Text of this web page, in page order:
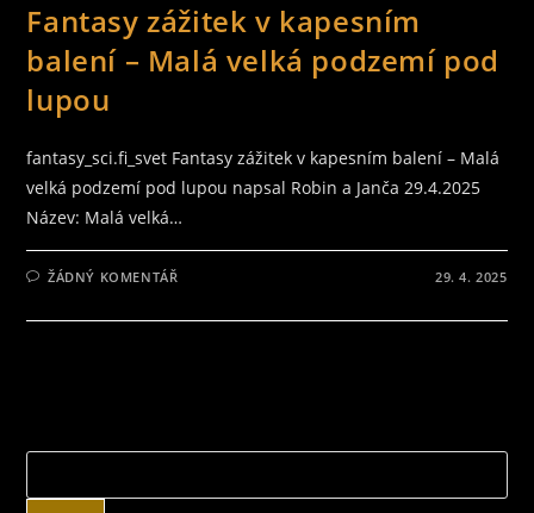
Fantasy zážitek v kapesním
balení – Malá velká podzemí pod
lupou
fantasy_sci.fi_svet Fantasy zážitek v kapesním balení – Malá
velká podzemí pod lupou napsal Robin a Janča 29.4.2025
Název: Malá velká…
ŽÁDNÝ KOMENTÁŘ 29. 4. 2025